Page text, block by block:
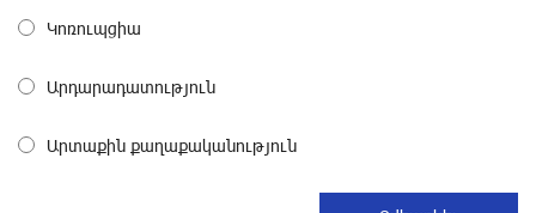
Հովհաննիսյանին
ներկայացրել է իր պրոդուկտներն ու քարտային
Կոռուպցիա
Արդարադատություն
Արտաքին քաղաքականություն